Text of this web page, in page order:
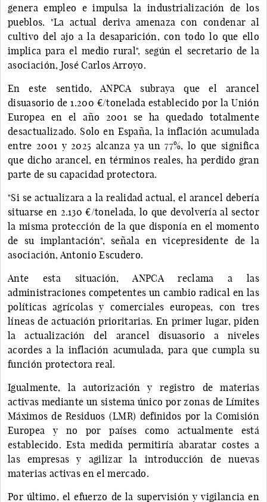
genera empleo e impulsa la industrialización de los
pueblos. "La actual deriva amenaza con condenar al
cultivo del ajo a la desaparición, con todo lo que ello
implica para el medio rural", según el secretario de la
asociación, José Carlos Arroyo.
En este sentido, ANPCA subraya que el arancel
disuasorio de 1.200 €/tonelada establecido por la Unión
Europea en el año 2001 se ha quedado totalmente
desactualizado. Solo en España, la inflación acumulada
entre 2001 y 2025 alcanza ya un 77%, lo que significa
que dicho arancel, en términos reales, ha perdido gran
parte de su capacidad protectora.
"Si se actualizara a la realidad actual, el arancel debería
situarse en 2.130 €/tonelada, lo que devolvería al sector
la misma protección de la que disponía en el momento
de su implantación", señala en vicepresidente de la
asociación, Antonio Escudero.
Ante esta situación, ANPCA reclama a las
administraciones competentes un cambio radical en las
políticas agrícolas y comerciales europeas, con tres
líneas de actuación prioritarias. En primer lugar, piden
la actualización del arancel disuasorio a niveles
acordes a la inflación acumulada, para que cumpla su
función protectora real.
Igualmente, la autorización y registro de materias
activas mediante un sistema único por zonas de Límites
Máximos de Residuos (LMR) definidos por la Comisión
Europea y no por países como actualmente está
establecido. Esta medida permitiría abaratar costes a
las empresas y agilizar la introducción de nuevas
materias activas en el mercado.
Por último, el efuerzo de la supervisión y vigilancia en